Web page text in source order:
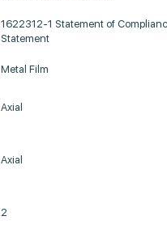
1622312-1 Statement of
Statement
Metal Film
Axial
Axial
2